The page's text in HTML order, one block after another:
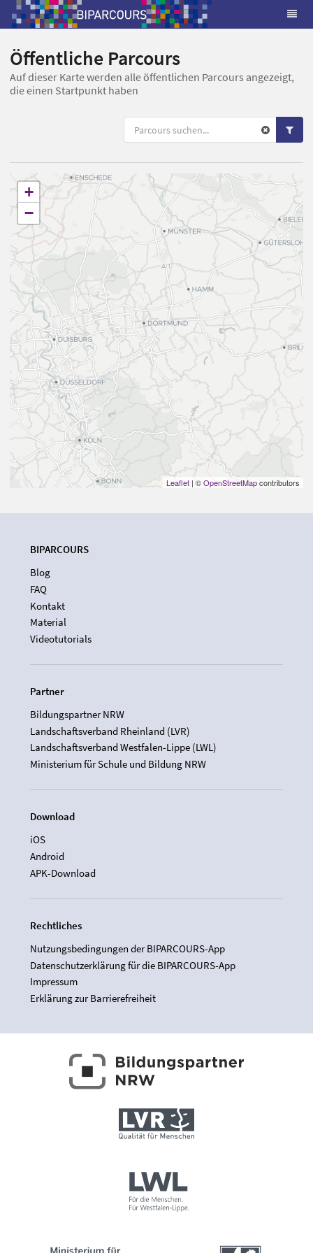
Öffentliche Parcours
Auf dieser Karte werden alle öffentlichen Parcours angezeigt,
die einen Startpunkt haben
+
−
Leaflet | ©OpenStreetMapcontributors
BIPARCOURS
Blog
FAQ
Kontakt
Material
Videotutorials
Partner
Bildungspartner NRW
Landschaftsverband Rheinland (LVR)
Landschaftsverband Westfalen-Lippe (LWL)
Ministerium für Schule und Bildung NRW
Download
iOS
Android
APK-Download
Rechtliches
Nutzungsbedingungen der BIPARCOURS-App
Datenschutzerklärung für die BIPARCOURS-App
Impressum
Erklärung zur Barrierefreiheit